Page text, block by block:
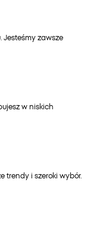
Jesteśmy zawsze
w niskich
trendy i szeroki wybór.